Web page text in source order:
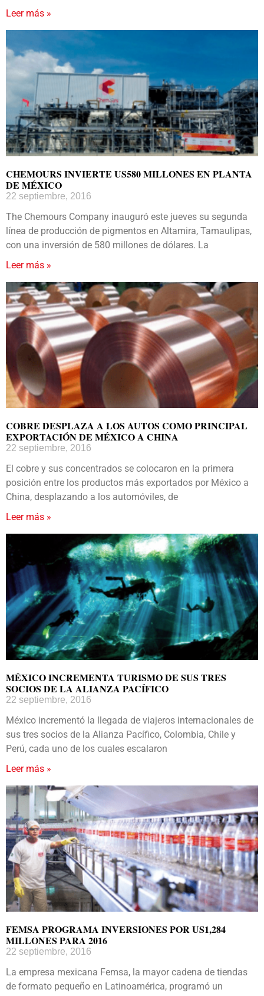
Leer más »
CHEMOURS INVIERTE US580 MILLONES EN PLANTA
DE MÉXICO
22 septiembre, 2016
The Chemours Company inauguró este jueves su segunda
línea de producción de pigmentos en Altamira, Tamaulipas,
con una inversión de 580 millones de dólares. La
Leer más »
COBRE DESPLAZA A LOS AUTOS COMO PRINCIPAL
EXPORTACIÓN DE MÉXICO A CHINA
22 septiembre, 2016
El cobre y sus concentrados se colocaron en la primera
posición entre los productos más exportados por México a
China, desplazando a los automóviles, de
Leer más »
MÉXICO INCREMENTA TURISMO DE SUS TRES
SOCIOS DE LA ALIANZA PACÍFICO
22 septiembre, 2016
México incrementó la llegada de viajeros internacionales de
sus tres socios de la Alianza Pacífico, Colombia, Chile y
Perú, cada uno de los cuales escalaron
Leer más »
FEMSA PROGRAMA INVERSIONES POR US1,284
MILLONES PARA 2016
22 septiembre, 2016
La empresa mexicana Femsa, la mayor cadena de tiendas
de formato pequeño en Latinoamérica, programó un